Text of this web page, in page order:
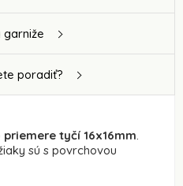
garniže
poradiť?
tyčí 16x16mm
sú s povrchovou